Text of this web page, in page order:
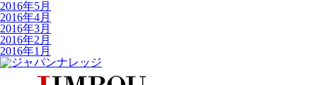
2016年5月
2016年4月
2016年3月
2016年2月
2016年1月